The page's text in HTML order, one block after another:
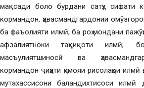
мақсади боло бурдани сатҳу сифати
кормандон, ҳавасмандгардонии
ба фаъолияти илмӣ, ба роҳ мондани
афзалиятноки таҳқиқоти илмӣ,
масъулиятшиносӣ ва
кормандон ҷиҳати ҳимояи рисолаҳои
мутахассисони баландихтисоси илмӣ